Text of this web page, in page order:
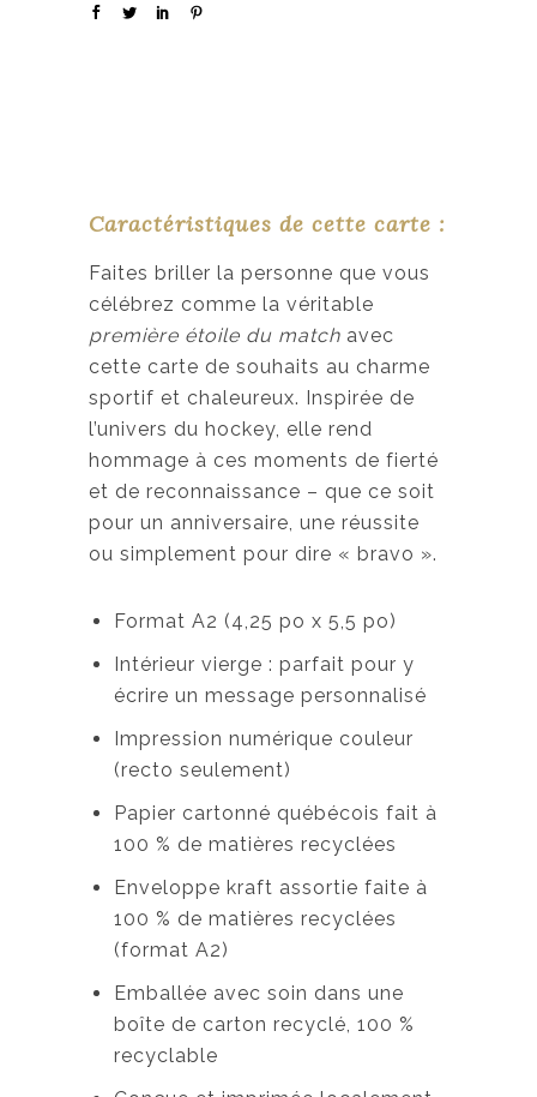
Caractéristiques de cette carte :
Faites briller la personne que vous
célébrez comme la véritable
première étoile du match avec
cette carte de souhaits au charme
sportif et chaleureux. Inspirée de
l’univers du hockey, elle rend
hommage à ces moments de fierté
et de reconnaissance – que ce soit
pour un anniversaire, une réussite
ou simplement pour dire « bravo ».
Format A2 (4,25 po x 5,5 po)
Intérieur vierge : parfait pour y
écrire un message personnalisé
Impression numérique couleur
(recto seulement)
Papier cartonné québécois fait à
100 % de matières recyclées
Enveloppe kraft assortie faite à
100 % de matières recyclées
(format A2)
Emballée avec soin dans une
boîte de carton recyclé, 100 %
recyclable